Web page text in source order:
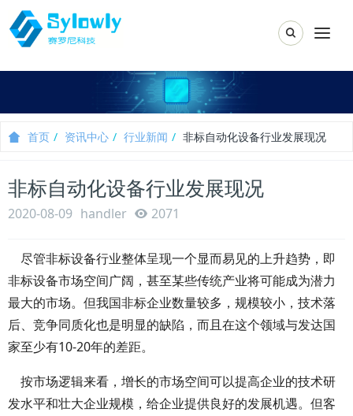
Toggle
首页 资讯中心 行业新闻 非标自动化设备行业发展现况
非标自动化设备行业发展现况
2020-08-09 handler 2071
尽管非标设备行业整体呈现一个显而易见的上升趋势，即
非标设备市场空间广阔，甚至某些传统产业将可能成为潜力
最大的市场。但我国非标企业数量较多，规模较小，技术落
后、竞争同质化也是明显的缺陷，而且在这个领域与发达国
家至少有10-20年的差距。
按市场逻辑来看，增长的市场空间可以提高企业的技术研
发水平和壮大企业规模，给企业提供良好的发展机遇。但客